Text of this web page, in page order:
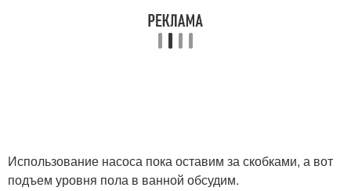
Использование насоса пока оставим за скобками, а вот
подъем уровня пола в ванной обсудим.